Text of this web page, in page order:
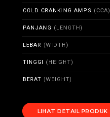
COLD CRANKING AMPS (CCA)
PANJANG (LENGTH)
LEBAR (WIDTH)
TINGGI (HEIGHT)
BERAT (WEIGHT)
LIHAT DETAIL PRODUK